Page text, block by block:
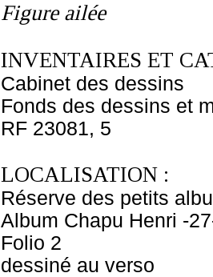
Figure ailée
INVENTAIRES ET
Cabinet des dessins
Fonds des dessins et
RF 23081, 5
LOCALISATION :
Réserve des petits
Album Chapu Henri -
Folio 2
dessiné au verso